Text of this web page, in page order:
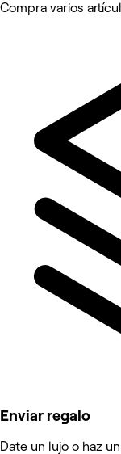
Compra varios
Enviar regalo
Date un lujo o haz